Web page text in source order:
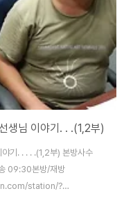
생님 이야기. . .(1,2부)
기. . . . .(1,2부) 본방사수
09:30본방/재방
station/?